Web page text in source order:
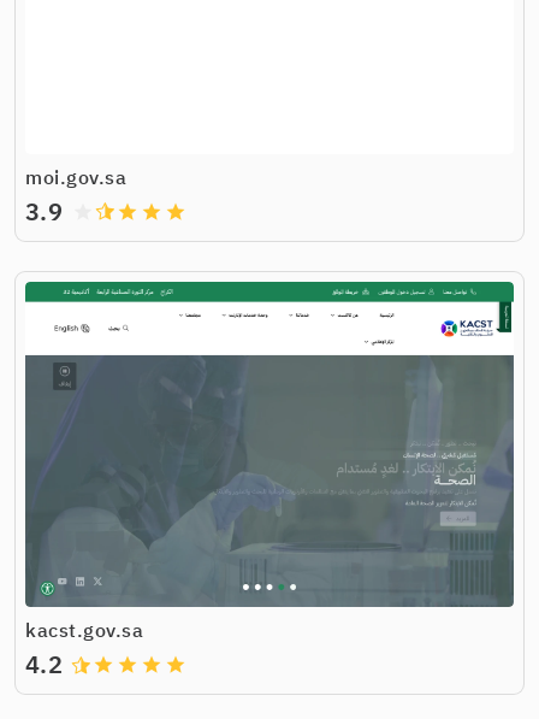
moi.gov.sa
grade
grade
grade
3.9
kacst.gov.sa
grade
grade
grade
grade
4.2